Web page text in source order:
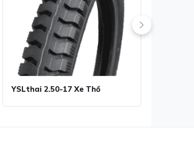
YSLthai 2.50-17 Xe Thồ